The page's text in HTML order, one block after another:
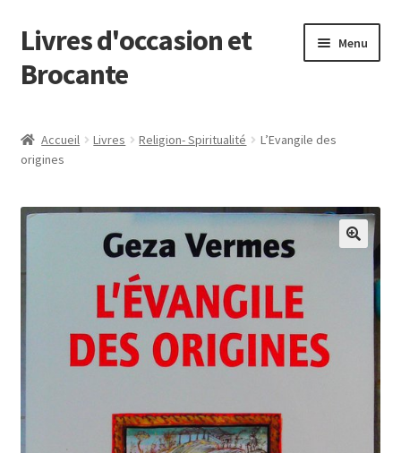
Aller
à
la
Aller
au
contenu
Livres d'occasion et
Brocante
Menu
Accueil Livres Religion- Spiritualité
L’Evangile des
origines